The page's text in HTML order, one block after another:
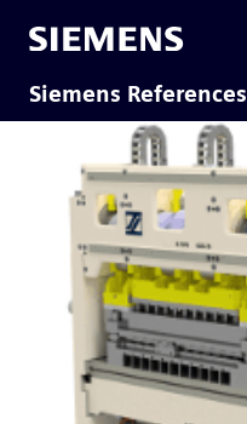
Siemens References